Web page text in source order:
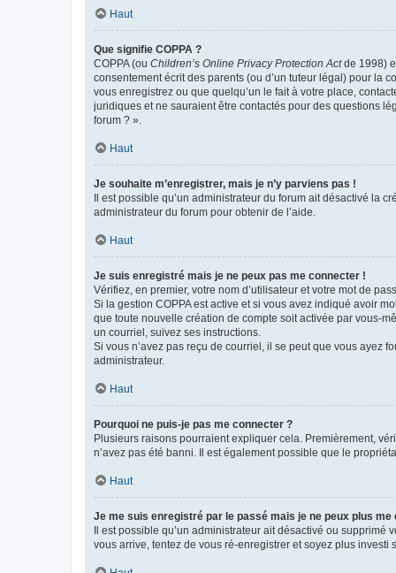
Haut
Que signifie COPPA ?
COPPA (ou Children’s Online Privacy Protection Actde 1998)
consentement écrit des parents (ou d’un tuteur légal) pour la
vous enregistrez ou que quelqu’un le fait à votre place,
juridiques et ne sauraient être contactés pour des questions
forum ? ».
Haut
Je souhaite m’enregistrer, mais je n’y parviens pas !
Il est possible qu’un administrateur du forum ait désactivé la
administrateur du forum pour obtenir de l’aide.
Haut
Je suis enregistré mais je ne peux pas me connecter !
Vérifiez, en premier, votre nom d’utilisateur et votre mot de
Si la gestion COPPA est active et si vous avez indiqué avoir
que toute nouvelle création de compte soit activée par vous-
un courriel, suivez ses instructions.
Si vous n’avez pas reçu de courriel, il se peut que vous ayez
administrateur.
Haut
Pourquoi ne puis-je pas me connecter ?
Plusieurs raisons pourraient expliquer cela. Premièrement,
n’avez pas été banni. Il est également possible que le
Haut
Je me suis enregistré par le passé mais je ne peux plus me
Il est possible qu’un administrateur ait désactivé ou
vous arrive, tentez de vous ré-enregistrer et soyez plus investi